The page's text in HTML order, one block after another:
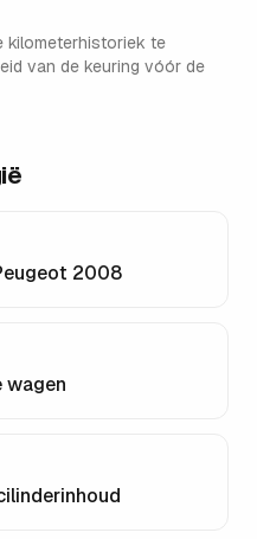
kilometerhistoriek te
van de keuring vóór de
2008